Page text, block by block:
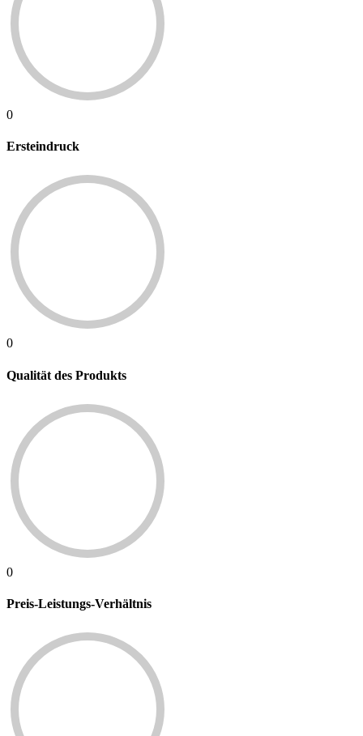
0
Ersteindruck
0
Qualität des Produkts
0
Preis-Leistungs-Verhältnis